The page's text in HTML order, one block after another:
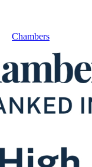
Chambers